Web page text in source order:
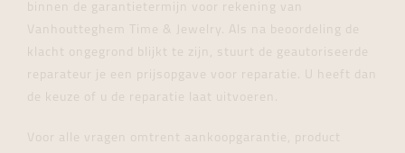
binnen de garantietermijn voor rekening van
Vanhoutteghem Time & Jewelry. Als na beoordeling de
klacht ongegrond blijkt te zijn, stuurt de geautoriseerde
reparateur je een prijsopgave voor reparatie. U heeft dan
de keuze of u de reparatie laat uitvoeren.
Voor alle vragen omtrent aankoopgarantie, product